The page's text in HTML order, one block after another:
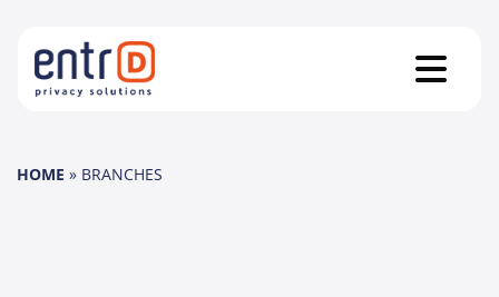
HOME » BRANCHES